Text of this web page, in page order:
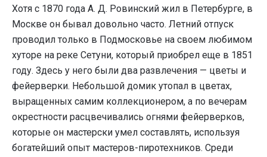
Хотя с 1870 года А. Д. Ровинский жил в Петербурге, в
Москве он бывал довольно часто. Летний отпуск
проводил только в Подмосковье на своем любимом
хуторе на реке Сетуни, который приобрел еще в 1851
году. Здесь у него были два развлечения — цветы и
фейерверки. Небольшой домик утопал в цветах,
выращенных самим коллекционером, а по вечерам
окрестности расцвечивались огнями фейерверков,
которые он мастерски умел составлять, используя
богатейший опыт мастеров-пиротехников. Среди